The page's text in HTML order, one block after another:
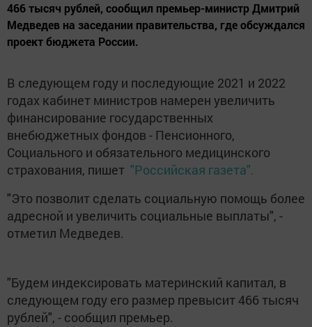
466 тысяч рублей, сообщил премьер-министр Дмитрий
Медведев на заседании правительства, где обсуждался
проект бюджета России.
В следующем году и последующие 2021 и 2022
годах кабинет министров намерен увеличить
финансирование государственных
внебюджетных фондов - Пенсионного,
Социального и обязательного медицинского
страхования, пишет "Российская газета".
"Это позволит сделать социальную помощь более
адресной и увеличить социальные выплаты", -
отметил Медведев.
"Будем индексировать материнский капитал, в
следующем году его размер превысит 466 тысяч
рублей", - сообщил премьер.